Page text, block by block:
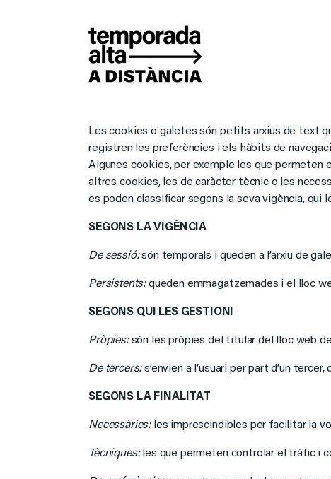
Les cookies o galetes són petits arxius de text
registren les preferències i els hàbits de
Algunes cookies, per exemple les que permeten
altres cookies, les de caràcter tècnic o les
es poden classificar segons la seva vigència, qui
SEGONS LA VIGÈNCIA
De sessió:són temporals i queden a l’arxiu de
Persistents:queden emmagatzemades i el lloc
SEGONS QUI LES GESTIONI
Pròpies:són les pròpies del titular del lloc web
De tercers:s’envien a l’usuari per part d’un
SEGONS LA FINALITAT
Necessàries:les imprescindibles per facilitar la
Tècniques: les que permeten controlar el tràfic i